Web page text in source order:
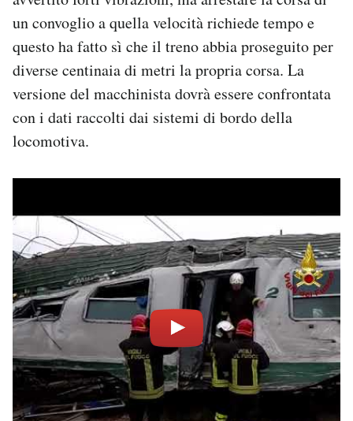
un convoglio a quella velocità richiede tempo e
questo ha fatto sì che il treno abbia proseguito per
diverse centinaia di metri la propria corsa. La
versione del macchinista dovrà essere confrontata
con i dati raccolti dai sistemi di bordo della
locomotiva.